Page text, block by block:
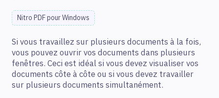
Nitro PDF pour Windows
Si vous travaillez sur plusieurs documents à la fois,
vous pouvez ouvrir vos documents dans plusieurs
fenêtres. Ceci est idéal si vous devez visualiser vos
documents côte à côte ou si vous devez travailler
sur plusieurs documents simultanément.